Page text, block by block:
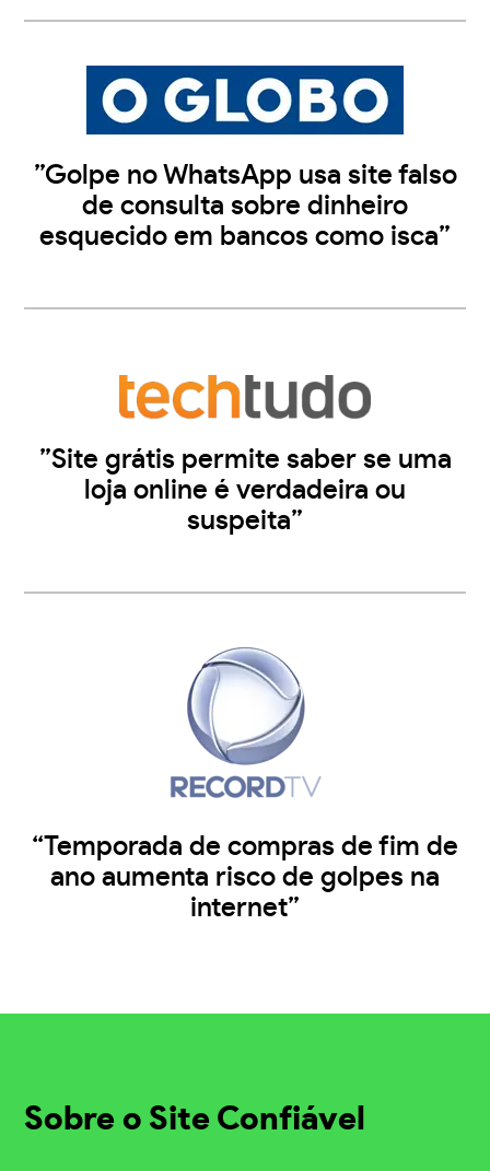
”Golpe no WhatsApp usa site falso
de consulta sobre dinheiro
esquecido em bancos como isca”
”Site grátis permite saber se uma
loja online é verdadeira ou
suspeita”
“Temporada de compras de fim de
ano aumenta risco de golpes na
internet”
Sobre o Site Confiável